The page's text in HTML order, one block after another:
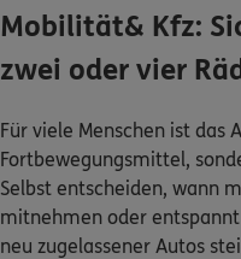
Mobilität& Kfz:
zwei oder vier
Für viele Menschen ist das
Fortbewegungsmittel,
Selbst entscheiden, wann
mitnehmen oder
neu zugelassener Autos